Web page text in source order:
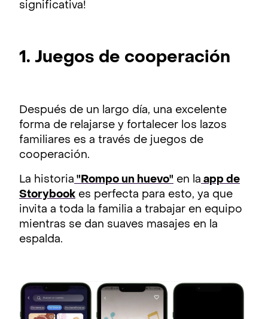
significativa!
1. Juegos de cooperación
Después de un largo día, una excelente
forma de relajarse y fortalecer los lazos
familiares es a través de juegos de
cooperación.
La historia "Rompo un huevo" en la app de
Storybook es perfecta para esto, ya que
invita a toda la familia a trabajar en equipo
mientras se dan suaves masajes en la
espalda.